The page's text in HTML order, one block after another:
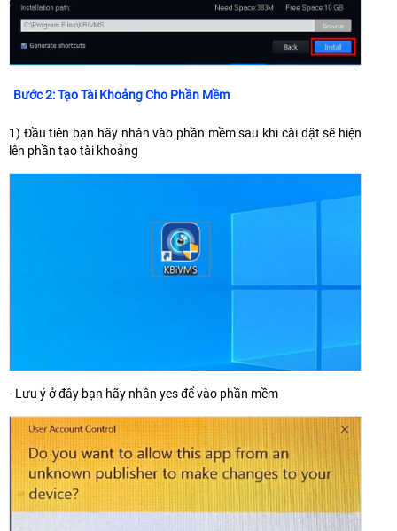
Bước 2: Tạo Tài Khoảng Cho Phần Mềm
1) Đầu tiên bạn hãy nhân vào phần mềm sau khi cài đặt sẽ hiện
lên phần tạo tài khoảng
- Lưu ý ở đây bạn hãy nhân yes để vào phần mềm